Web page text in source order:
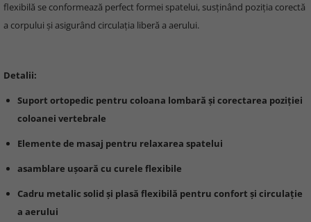
flexibilă se conformează perfect formei spatelui, susținând poziția corectă
a corpului și asigurând circulația liberă a aerului.
Detalii:
Suport ortopedic pentru coloana lombară și corectarea poziției
coloanei vertebrale
Elemente de masaj pentru relaxarea spatelui
asamblare ușoară cu curele flexibile
Cadru metalic solid și plasă flexibilă pentru confort și circulație
a aerului